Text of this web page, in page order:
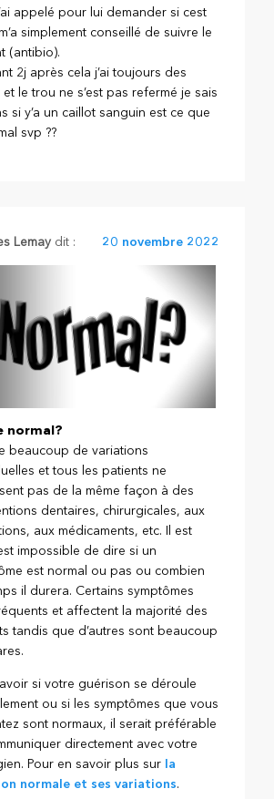
appelé pour lui demander si cest
simplement conseillé de suivre le
(antibio).
2j après cela j’ai toujours des
le trou ne s’est pas refermé je sais
si y’a un caillot sanguin est ce que
svp ??
Lemay dit : 20 novembre 2022
normal?
beaucoup de variations
et tous les patients ne
pas de la même façon à des
dentaires, chirurgicales, aux
aux médicaments, etc. Il est
impossible de dire si un
est normal ou pas ou combien
il durera. Certains symptômes
et affectent la majorité des
tandis que d’autres sont beaucoup
si votre guérison se déroule
ou si les symptômes que vous
sont normaux, il serait préférable
directement avec votre
Pour en savoir plus sur
la
normale et ses variations.